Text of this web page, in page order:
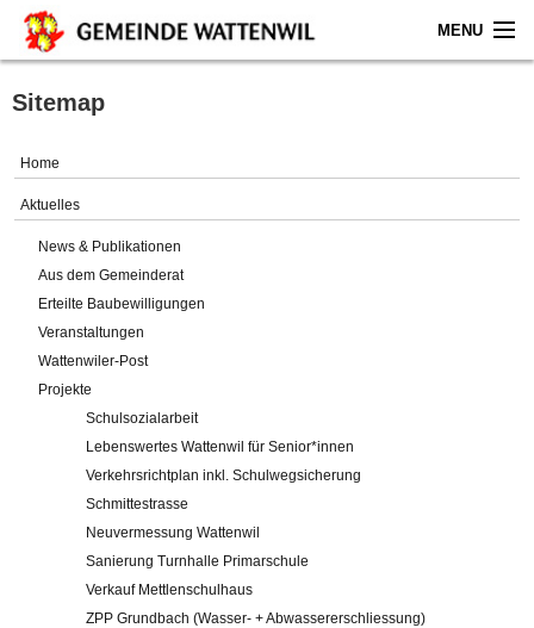
MENU
Home
Gemeinde
Verwaltung
Online-Service
Impressum
Sitemap
Home
Aktuelles
News & Publikationen
Aus dem Gemeinderat
Erteilte Baubewilligungen
Veranstaltungen
Wattenwiler-Post
Projekte
Schulsozialarbeit
Lebenswertes Wattenwil für Senior*innen
Verkehrsrichtplan inkl. Schulwegsicherung
Schmittestrasse
Neuvermessung Wattenwil
Sanierung Turnhalle Primarschule
Verkauf Mettlenschulhaus
ZPP Grundbach (Wasser- + Abwassererschliessung)